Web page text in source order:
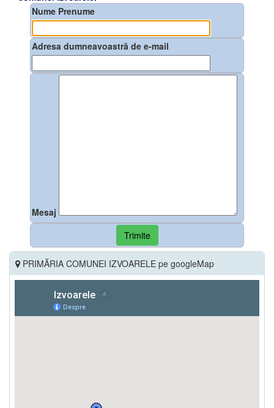
Nume Prenume
Adresa dumneavoastră de e-mail
Mesaj
Trimite
PRIMĂRIA COMUNEI IZVOARELE pe googleMap